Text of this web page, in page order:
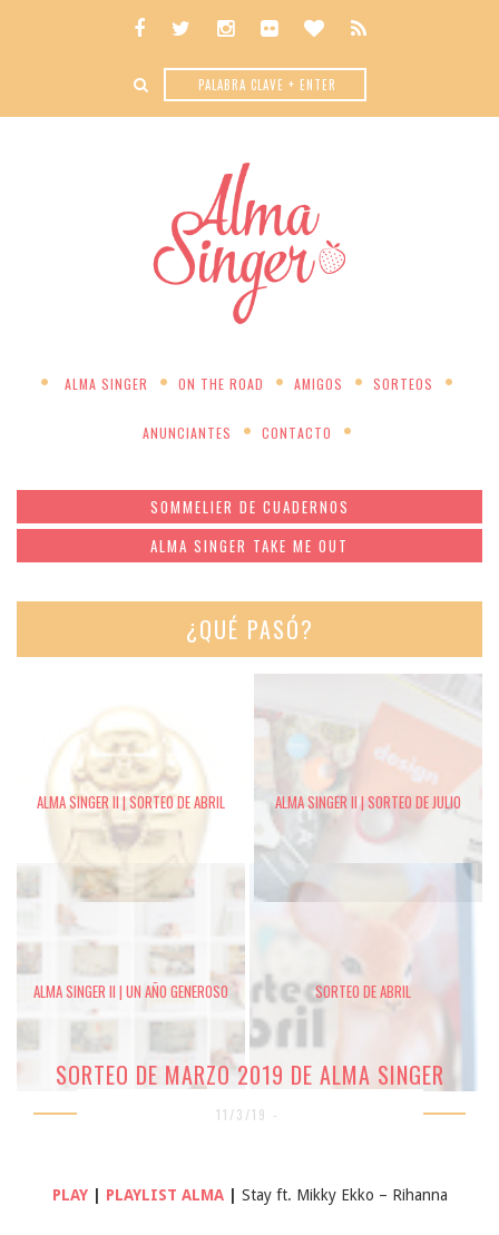
ALMA SINGER ON THE ROAD AMIGOS SORTEOS
ANUNCIANTES CONTACTO
SOMMELIER DE CUADERNOS
ALMA SINGER TAKE ME OUT
¿QUÉ PASÓ?
ALMA SINGER II | SORTEO DE ABRIL ALMA SINGER II | SORTEO DE JULIO
ALMA SINGER II | UN AÑO GENEROSO SORTEO DE ABRIL
SORTEO DE MARZO 2019 DE ALMA SINGER
11/3/19 -
PLAY| PLAYLIST ALMA| Stay ft. Mikky Ekko – Rihanna